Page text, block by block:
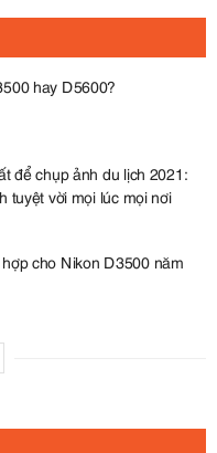
hay D5600?
để chụp ảnh du lịch 2021:
tuyệt vời mọi lúc mọi nơi
cho Nikon D3500 năm